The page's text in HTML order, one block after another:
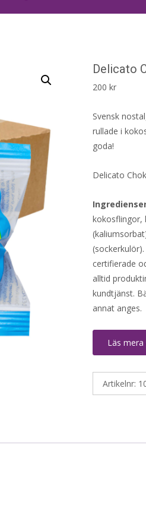
Delicato
200 kr
Svensk
rullade i
goda!
Delicato
kokosflingor,
certifierade
alltid
kundtjänst.
annat anges.
Läs
Artikelnr: